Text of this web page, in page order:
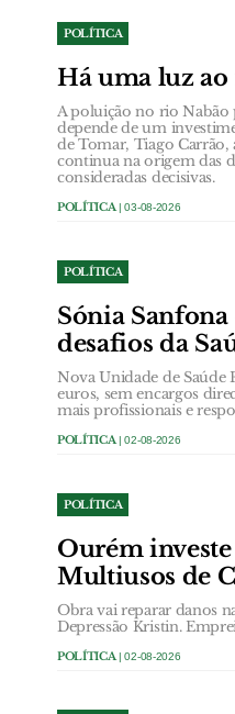
POLÍTICA
Há uma luz
A poluição no rio Nabão
depende de um
de Tomar, Tiago Carrão,
continua na origem das
consideradas decisivas.
POLÍTICA | 03-08-2026
POLÍTICA
Sónia
desafios da
Nova Unidade de
euros, sem encargos
mais profissionais e
POLÍTICA | 02-08-2026
POLÍTICA
Ourém
Multiusos de
Obra vai reparar danos
Depressão Kristin.
POLÍTICA | 02-08-2026